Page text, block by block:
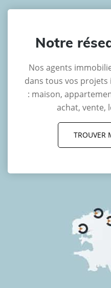
Notre
Nos agents
dans tous vos
: maison,
achat, vente,
TROUVER